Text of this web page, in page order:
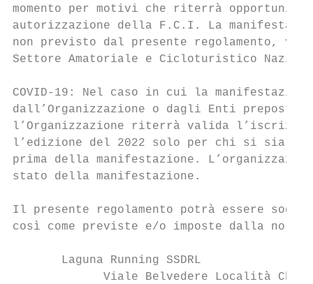
momento per motivi che riterrà opportuni
autorizzazione della F.C.I. La
non previsto dal presente regolamento,
Settore Amatoriale e Cicloturistico
COVID-19: Nel caso in cui la
dall’Organizzazione o dagli Enti preposti
l’Organizzazione riterrà valida
l’edizione del 2022 solo per chi si sia
prima della manifestazione.
stato della manifestazione.
Il presente regolamento potrà essere
così come previste e/o imposte dalla
       Laguna Running SSDRL
             Viale Belvedere Località Chia